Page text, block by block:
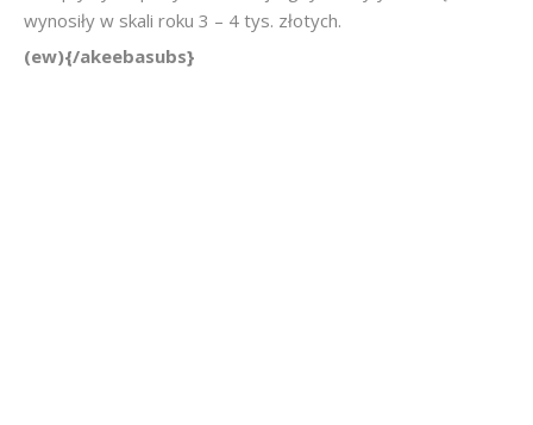
wynosiły w skali roku 3 – 4 tys. złotych.
(ew){/akeebasubs}